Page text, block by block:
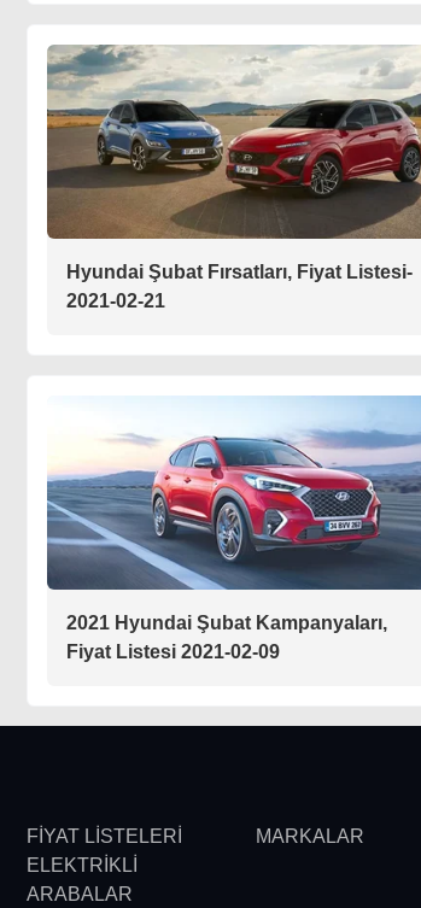
Hyundai Şubat Fırsatları, Fiyat Listesi-
2021-02-21
2021 Hyundai Şubat Kampanyaları,
Fiyat Listesi 2021-02-09
FİYAT LİSTELERİ
ELEKTRİKLİ
ARABALAR
MARKALAR